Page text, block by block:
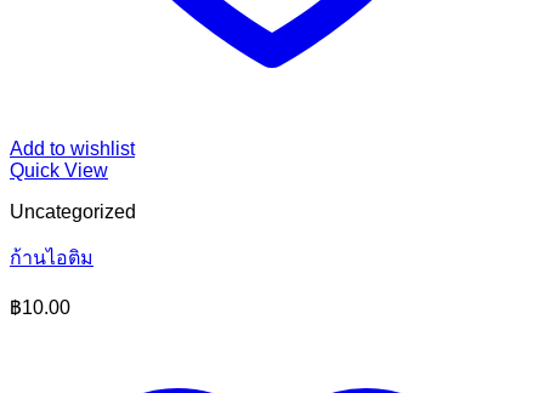
Add to wishlist
Quick View
Uncategorized
ก้านไอติม
฿10.00